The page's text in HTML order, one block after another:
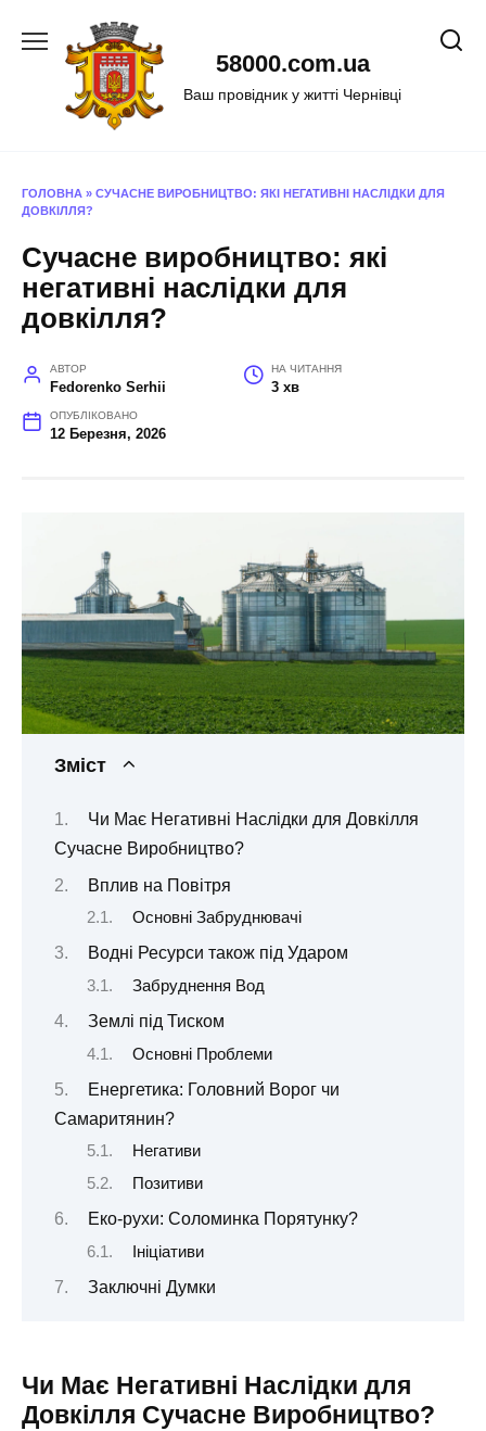
58000.com.ua
Ваш провідник у житті Чернівці
ГОЛОВНА » СУЧАСНЕ ВИРОБНИЦТВО: ЯКІ НЕГАТИВНІ НАСЛІДКИ ДЛЯ
ДОВКІЛЛЯ?
Сучасне виробництво: які
негативні наслідки для
довкілля?
АВТОР
Fedorenko Serhii
НА ЧИТАННЯ
3 хв
ОПУБЛІКОВАНО
12 Березня, 2026
Зміст
Чи Має Негативні Наслідки для Довкілля
Сучасне Виробництво?
Вплив на Повітря
Основні Забруднювачі
Водні Ресурси також під Ударом
Забруднення Вод
Землі під Тиском
Основні Проблеми
Енергетика: Головний Ворог чи
Самаритянин?
Негативи
Позитиви
Еко-рухи: Соломинка Порятунку?
Ініціативи
Заключні Думки
Чи Має Негативні Наслідки для
Довкілля Сучасне Виробництво?